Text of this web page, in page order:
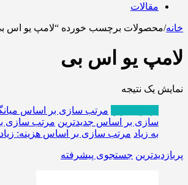
مقالات
خانه/محصولات برچسب خورده “لامپ یو اس
لامپ یو اس بی
نمایش یک نتیجه
مرتب سازی بر اساس
سازی بر اساس جدیدترین مرتب سازی
به زیاد مرتب سازی بر اساس هزینه:
پربازدیدترین جستجوی پیشرفته